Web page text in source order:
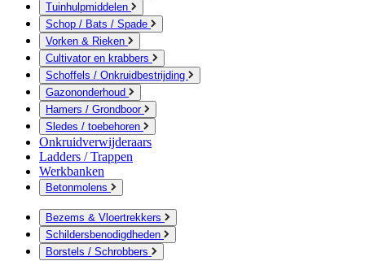
Tuinhulpmiddelen
Schop / Bats / Spade
Vorken & Rieken
Cultivator en krabbers
Schoffels / Onkruidbestrijding
Gazononderhoud
Hamers / Grondboor
Sledes / toebehoren
Onkruidverwijderaars
Ladders / Trappen
Werkbanken
Betonmolens
Bezems & Vloertrekkers
Schildersbenodigdheden
Borstels / Schrobbers